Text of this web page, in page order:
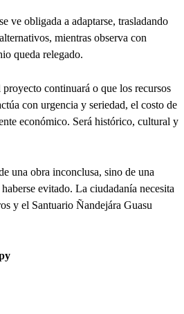
ve obligada a adaptarse, trasladando
mientras observa con
queda relegado.
continuará o que los recursos
con urgencia y seriedad, el costo de
económico. Será histórico, cultural y
una obra inconclusa, sino de una
evitado. La ciudadanía necesita
y el Santuario Ñandejára Guasu